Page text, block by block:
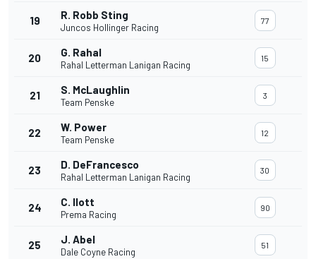
19 R. Robb Sting
Juncos Hollinger Racing
77
20 G. Rahal
Rahal Letterman Lanigan Racing
15
21 S. McLaughlin
Team Penske
3
22 W. Power
Team Penske
12
23 D. DeFrancesco
Rahal Letterman Lanigan Racing
30
24 C. Ilott
Prema Racing
90
25 J. Abel
Dale Coyne Racing
51